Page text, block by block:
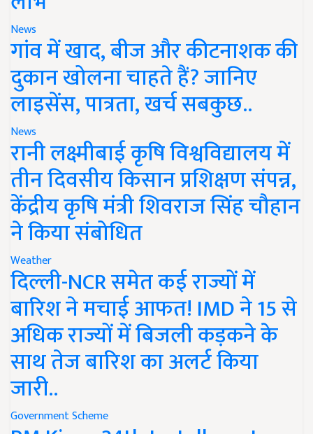
News
गांव में खाद, बीज और कीटनाशक की
दुकान खोलना चाहते हैं? जानिए
लाइसेंस, पात्रता, खर्च सबकुछ..
News
रानी लक्ष्मीबाई कृषि विश्वविद्यालय में
तीन दिवसीय किसान प्रशिक्षण संपन्न,
केंद्रीय कृषि मंत्री शिवराज सिंह चौहान
ने किया संबोधित
Weather
दिल्ली-NCR समेत कई राज्यों में
बारिश ने मचाई आफत! IMD ने 15 से
अधिक राज्यों में बिजली कड़कने के
साथ तेज बारिश का अलर्ट किया
जारी..
Government Scheme